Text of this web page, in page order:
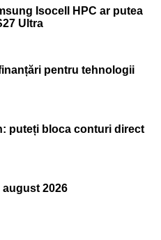
Isocell HPC ar putea
Ultra
pentru tehnologii
puteți bloca conturi direct
2026